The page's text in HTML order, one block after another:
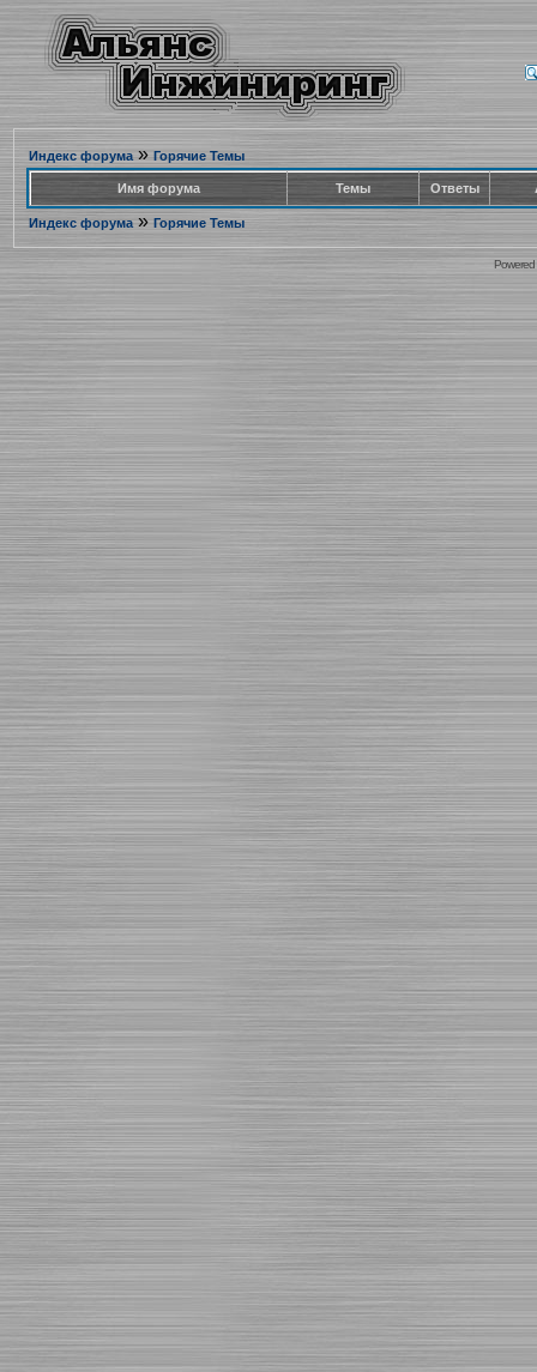
Индекс форума» Горячие Темы
Имя форума Темы Ответы
Индекс форума» Горячие Темы